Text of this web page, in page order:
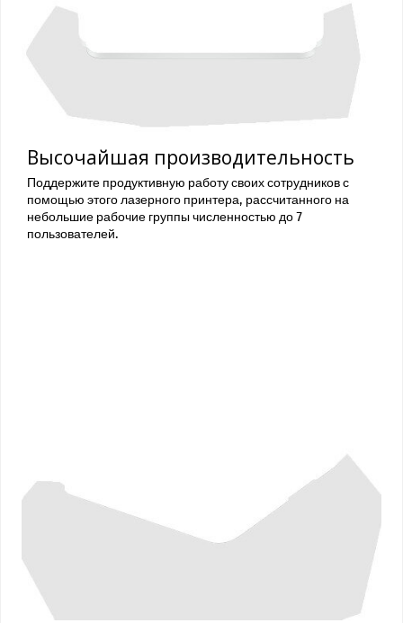
Высочайшая производительность
Поддержите продуктивную работу своих сотрудников с
помощью этого лазерного принтера, рассчитанного на
небольшие рабочие группы численностью до 7
пользователей.